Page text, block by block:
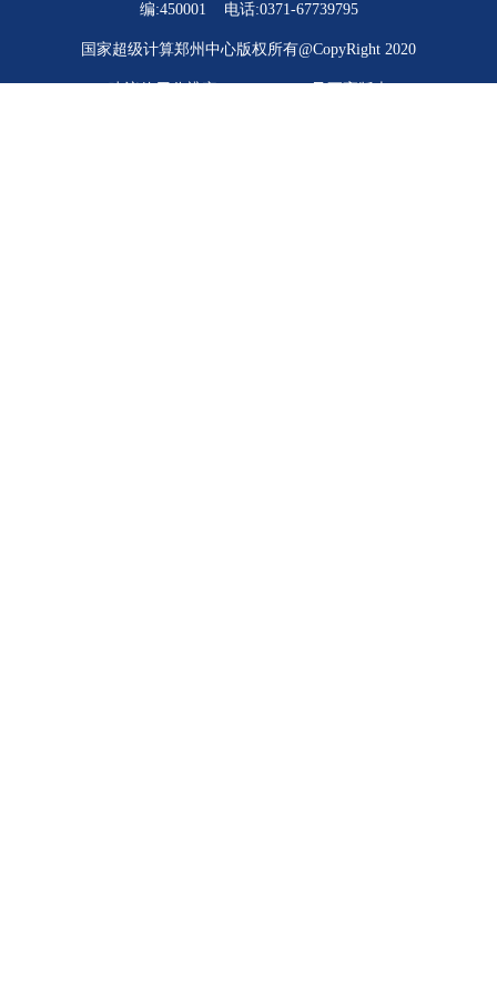
编:450001 电话:0371-67739795
国家超级计算郑州中心版权所有@CopyRight 2020